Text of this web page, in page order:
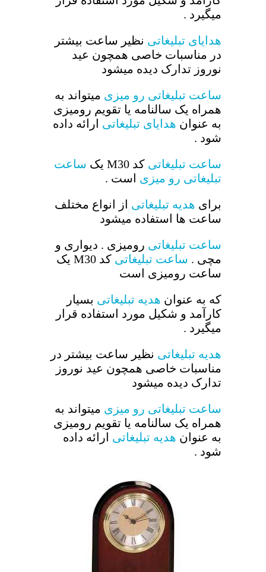
میگیرد .
هدایای تبلیغاتی نظیر ساعت بیشتر
در مناسبات خاصی همچون عید
نوروز تدارک دیده میشود
ساعت تبلیغاتی رو میزی میتواند به
همراه یک سالنامه یا تقویم رومیزی
به عنوان هدایای تبلیغاتی ارائه داده
شود .
ساعت تبلیغاتی کد M30 یک
ساعت
تبلیغاتی رو میزی است .
برای هدیه تبلیغاتی از انواع مختلف
ساعت ها استفاده میشود
ساعت تبلیغاتی رومیزی . دیواری و
مچی . ساعت تبلیغاتی
کد M30 یک
ساعت رومیزی است
که به عنوان هدیه تبلیغاتی بسیار
کارآمد و شکیل مورد استفاده قرار
میگیرد .
هدیه تبلیغاتی نظیر ساعت بیشتر در
مناسبات خاصی همچون عید نوروز
تدارک دیده میشود
ساعت تبلیغاتی رو میزی میتواند به
همراه یک سالنامه یا تقویم رومیزی
به عنوان هدیه تبلیغاتی ارائه داده
شود .